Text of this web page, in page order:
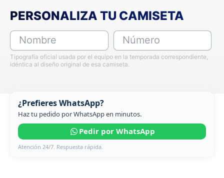
PERSONALIZA TU CAMISETA
Nombre Número
Tipografía oficial usada por el equipo en la temporada correspondiente,
idéntica al diseño original de esa camiseta.
¿Prefieres WhatsApp?
Haz tu pedido por WhatsApp en minutos.
Pedir por WhatsApp
Atención 24/7. Respuesta rápida.